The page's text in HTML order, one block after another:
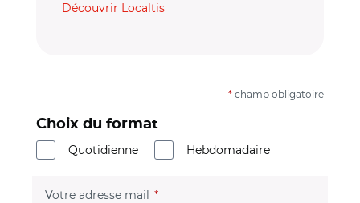
Découvrir Localtis
* champ obligatoire
Choix du format
Quotidienne
Hebdomadaire
Votre adresse mail (champ obligatoire)